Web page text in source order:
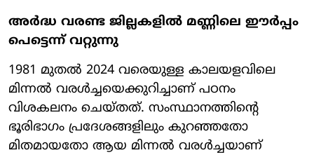
അർദ്ധ വരണ്ട ജില്ലകളിൽ മണ്ണിലെ ഈർപ്പം
പെട്ടെന്ന് വറ്റുന്നു
1981 മുതൽ 2024 വരെയുള്ള കാലയളവിലെ
മിന്നൽ വരൾച്ചയെക്കുറിച്ചാണ് പഠനം
വിശകലനം ചെയ്തത്. സംസ്ഥാനത്തിന്റെ
ഭൂരിഭാഗം പ്രദേശങ്ങളിലും കുറഞ്ഞതോ
മിതമായതോ ആയ മിന്നൽ വരൾച്ചയാണ്